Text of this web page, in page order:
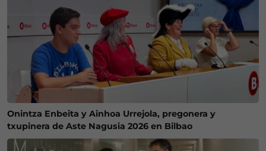
Onintza Enbeita y Ainhoa Urrejola, pregonera y
txupinera de Aste Nagusia 2026 en Bilbao